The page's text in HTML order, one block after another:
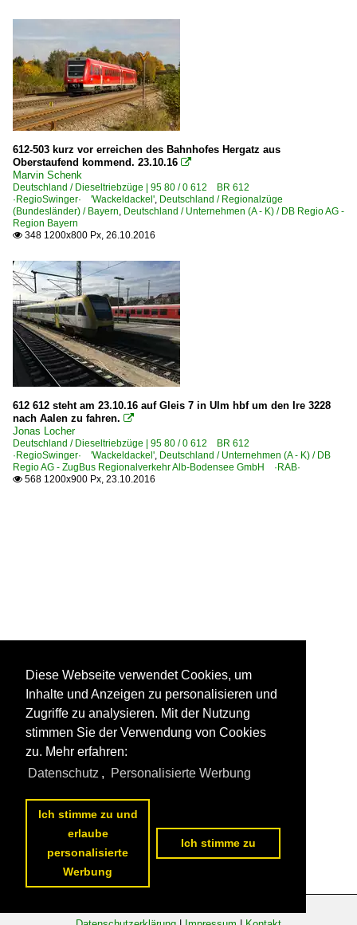
612-503 kurz vor erreichen des Bahnhofes Hergatz aus
Oberstaufend kommend. 23.10.16 
Marvin Schenk
Deutschland / Dieseltriebzüge | 95 80 / 0 612 BR 612
·RegioSwinger· 'Wackeldackel', Deutschland / Regionalzüge
(Bundesländer) / Bayern, Deutschland / Unternehmen (A - K) / DB Regio AG -
Region Bayern
 348 1200x800 Px, 26.10.2016
612 612 steht am 23.10.16 auf Gleis 7 in Ulm hbf um den Ire 3228
nach Aalen zu fahren. 
Jonas Locher
Deutschland / Dieseltriebzüge | 95 80 / 0 612 BR 612
·RegioSwinger· 'Wackeldackel', Deutschland / Unternehmen (A - K) / DB
Regio AG - ZugBus Regionalverkehr Alb-Bodensee GmbH ·RAB·
 568 1200x900 Px, 23.10.2016
Diese Webseite verwendet Cookies, um
Inhalte und Anzeigen zu personalisieren und
Zugriffe zu analysieren. Mit der Nutzung
stimmen Sie der Verwendung von Cookies
zu. Mehr erfahren:
Datenschutz , Personalisierte Werbung
Ich stimme zu und
erlaube
personalisierte
Werbung
Ich stimme zu